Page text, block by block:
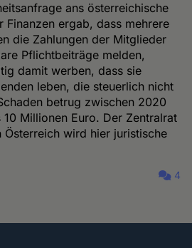
ans österreichische
Finanzen ergab, dass mehrere
die Zahlungen der Mitglieder
Pflichtbeiträge melden,
damit werben, dass sie
leben, die steuerlich nicht
betrug zwischen 2020
Millionen Euro. Der Zentralrat
Österreich wird hier juristische
4